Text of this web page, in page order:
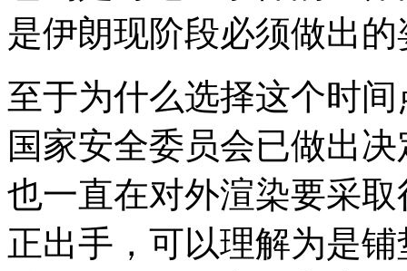
是伊朗现阶段必须做出的
至于为什么选择这个时
国家安全委员会已做出
也一直在对外渲染要采
正出手，可以理解为是